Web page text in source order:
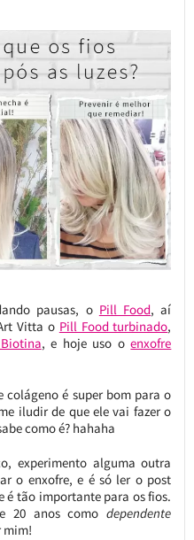
pausas, o Pill Food, aí
Vitta o Pill Food turbinado,
Biotina, e hoje uso oenxofre
é super bom para o
iludir de que ele vai fazer o
como é? hahaha
experimento alguma outra
o enxofre, e é só ler o post
é tão importante para os fios.
20 anos comodependente
mim!